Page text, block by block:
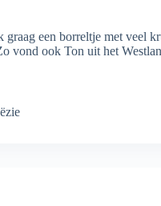
een borreltje met veel
ook Ton uit het